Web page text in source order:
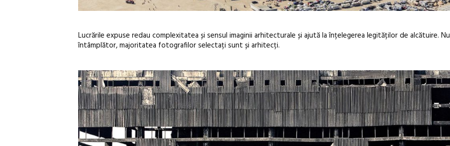
Lucrările expuse redau complexitatea și sensul imaginii arhitecturale și ajută la înțelegerea legităților de alcătuire. Nu
întâmplător, majoritatea fotografilor selectați sunt și arhitecți.